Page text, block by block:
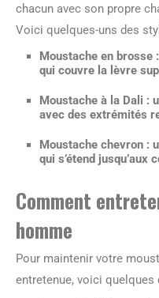
chacun avec son propre
Voici quelques-uns des
Moustache en brosse
qui couvre la lèvre
Moustache à la Dali :
avec des extrémités
Moustache chevron :
qui s’étend jusqu’aux
Comment
homme
Pour maintenir votre
entretenue, voici quelques